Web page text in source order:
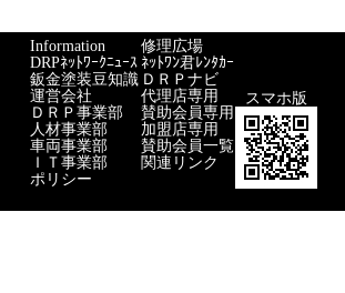
Information
DRPﾈｯﾄﾜｰｸﾆｭｰｽ
鈑金塗装豆知識
運営会社
ＤＲＰ事業部
人材事業部
車両事業部
ＩＴ事業部
ポリシー
修理広場
ﾈｯﾄﾜﾝ君ﾚﾝﾀｶｰ
ＤＲＰナビ
代理店専用
賛助会員専用
加盟店専用
賛助会員一覧
関連リンク
スマホ版